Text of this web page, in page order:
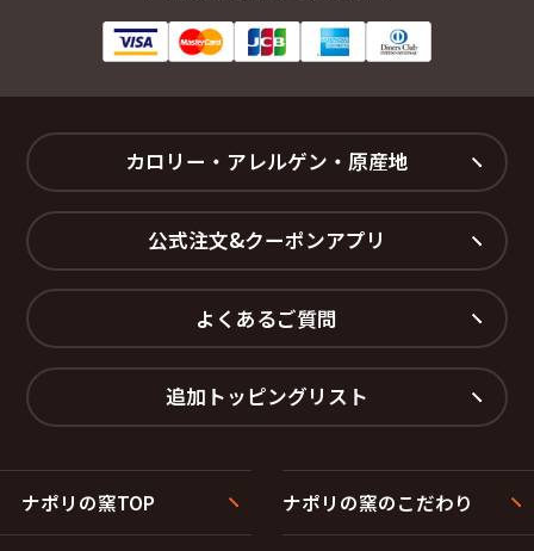
カロリー・アレルゲン・原産地
公式注文&クーポンアプリ
よくあるご質問
追加トッピングリスト
ナポリの窯TOP ナポリの窯のこだわり